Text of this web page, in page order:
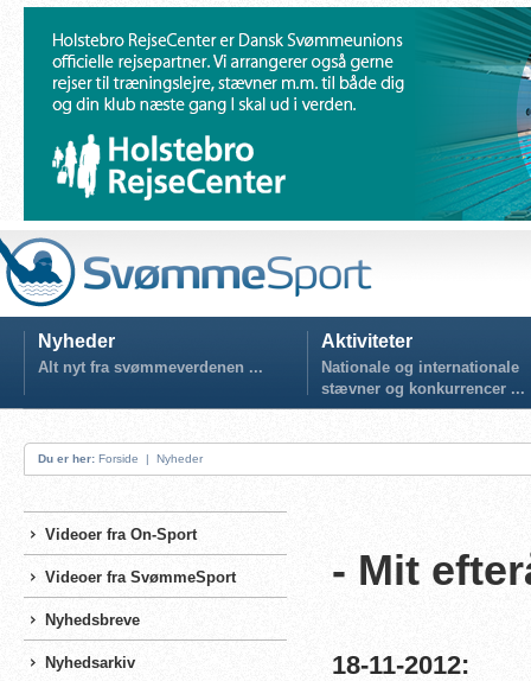
Nyheder
Alt nyt fra svømmeverdenen ...
Aktiviteter
Nationale og internationale
stævner og konkurrencer ...
Du er her: Forside | Nyheder
Videoer fra On-Sport
Videoer fra SvømmeSport
Nyhedsbreve
Nyhedsarkiv
- Mit
18-11-2012: